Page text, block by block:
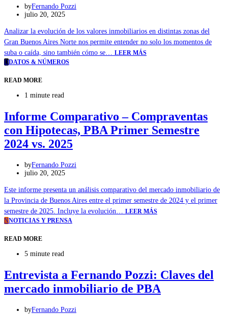
byFernando Pozzi
julio 20, 2025
Analizar la evolución de los valores inmobiliarios en distintas zonas del
Gran Buenos Aires Norte nos permite entender no solo los momentos de
suba o caída, sino también cómo se… LEER MÁS
DDATOS & NÚMEROS
READ MORE
1 minute read
Informe Comparativo – Compraventas
con Hipotecas, PBA Primer Semestre
2024 vs. 2025
byFernando Pozzi
julio 20, 2025
Este informe presenta un análisis comparativo del mercado inmobiliario de
la Provincia de Buenos Aires entre el primer semestre de 2024 y el primer
semestre de 2025. Incluye la evolución… LEER MÁS
NNOTICIAS Y PRENSA
READ MORE
5 minute read
Entrevista a Fernando Pozzi: Claves del
mercado inmobiliario de PBA
byFernando Pozzi